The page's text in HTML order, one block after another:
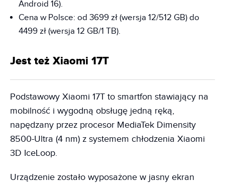
Android 16).
Cena w Polsce: od 3699 zł (wersja 12/512 GB) do
4499 zł (wersja 12 GB/1 TB).
Jest też Xiaomi 17T
Podstawowy Xiaomi 17T to smartfon stawiający na
mobilność i wygodną obsługę jedną ręką,
napędzany przez procesor MediaTek Dimensity
8500-Ultra (4 nm) z systemem chłodzenia Xiaomi
3D IceLoop.
Urządzenie zostało wyposażone w jasny ekran